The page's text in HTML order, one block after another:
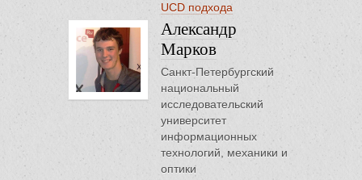
UCD подхода
Александр
Марков
Санкт-Петербургский
национальный
исследовательский
университет
информационных
технологий, механики и
оптики